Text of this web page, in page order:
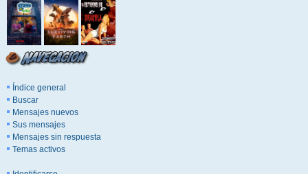
Índice general
Buscar
Mensajes nuevos
Sus mensajes
Mensajes sin respuesta
Temas activos